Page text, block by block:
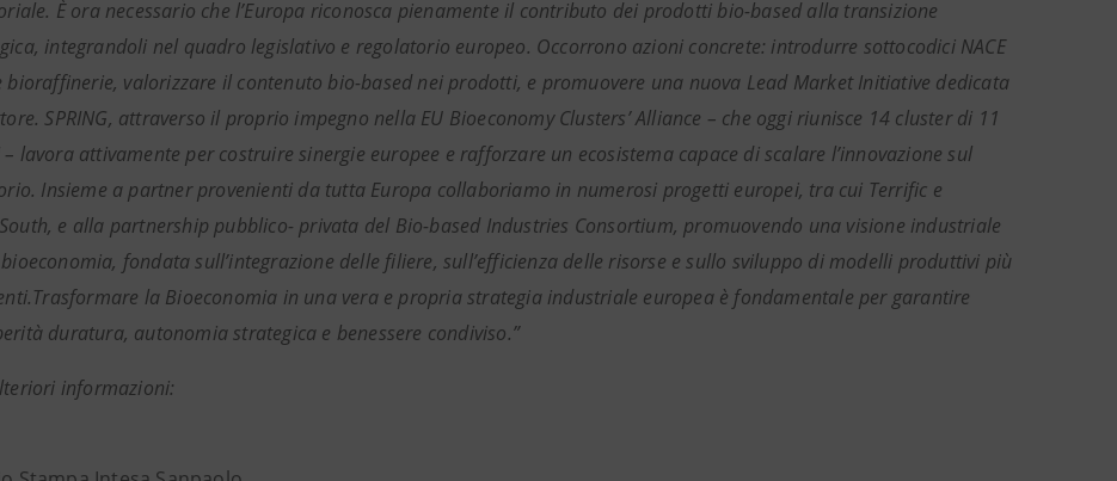
È ora necessario che l’Europa riconosca pienamente il contributo dei prodotti bio-based alla transizione
integrandoli nel quadro legislativo e regolatorio europeo. Occorrono azioni concrete: introdurre sottocodici NACE
bioraffinerie, valorizzare il contenuto bio-based nei prodotti, e promuovere una nuova Lead Market Initiative dedicata
SPRING, attraverso il proprio impegno nella EU Bioeconomy Clusters’ Alliance – che oggi riunisce 14 cluster di 11
– lavora attivamente per costruire sinergie europee e rafforzare un ecosistema capace di scalare l’innovazione sul
Insieme a partner provenienti da tutta Europa collaboriamo in numerosi progetti europei, tra cui Terrific e
e alla partnership pubblico- privata del Bio-based Industries Consortium, promuovendo una visione industriale
fondata sull’integrazione delle filiere, sull’efficienza delle risorse e sullo sviluppo di modelli produttivi più
la Bioeconomia in una vera e propria strategia industriale europea è fondamentale per garantire
duratura, autonomia strategica e benessere condiviso.”
informazioni: